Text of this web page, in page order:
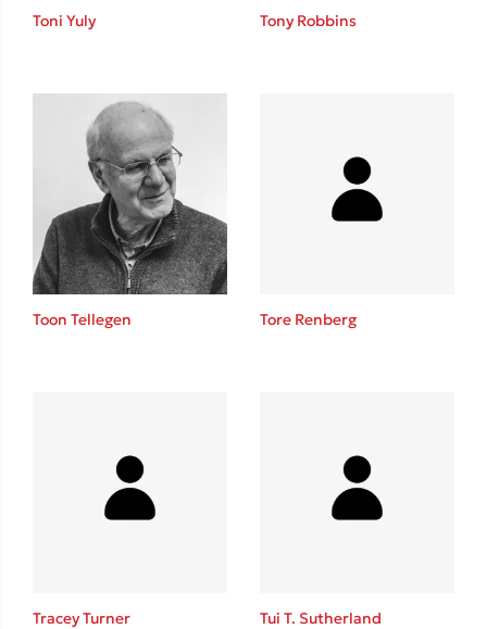
Toni Yuly Tony Robbins
Toon Tellegen Tore Renberg
Tracey Turner Tui T. Sutherland